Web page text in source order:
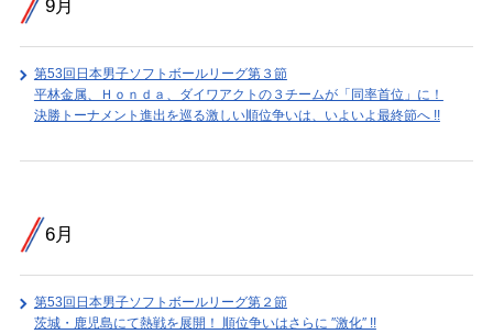
9月
第53回日本男子ソフトボールリーグ第３節
平林金属、Ｈｏｎｄａ、ダイワアクトの３チームが「同率首位」に！
決勝トーナメント進出を巡る激しい順位争いは、いよいよ最終節へ !!
6月
第53回日本男子ソフトボールリーグ第２節
茨城・鹿児島にて熱戦を展開！ 順位争いはさらに ″激化″ !!